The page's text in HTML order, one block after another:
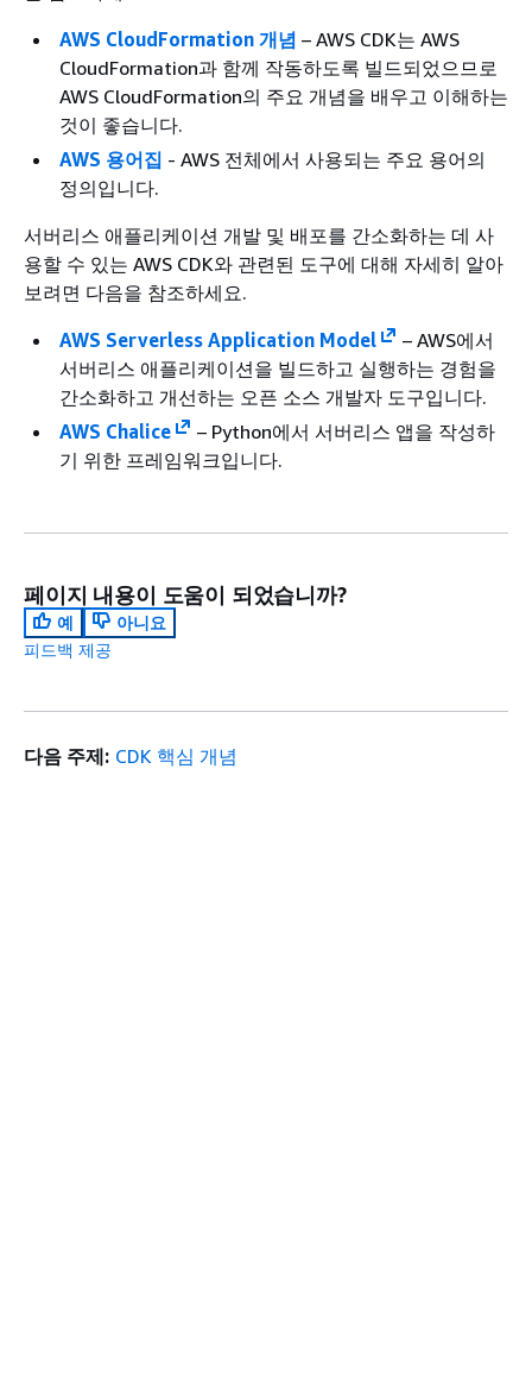
AWS CloudFormation 개념 – AWS CDK는 AWS
CloudFormation과 함께 작동하도록 빌드되었으므로
AWS CloudFormation의 주요 개념을 배우고 이해하는
것이 좋습니다.
AWS 용어집 - AWS 전체에서 사용되는 주요 용어의
정의입니다.
서버리스 애플리케이션 개발 및 배포를 간소화하는 데 사
용할 수 있는 AWS CDK와 관련된 도구에 대해 자세히 알아
보려면 다음을 참조하세요.
AWS Serverless Application Model
– AWS에서
서버리스 애플리케이션을 빌드하고 실행하는 경험을
간소화하고 개선하는 오픈 소스 개발자 도구입니다.
AWS Chalice
– Python에서 서버리스 앱을 작성하
기 위한 프레임워크입니다.
페이지 내용이 도움이 되었습니까?
예
아니요
피드백 제공
다음 주제: CDK 핵심 개념